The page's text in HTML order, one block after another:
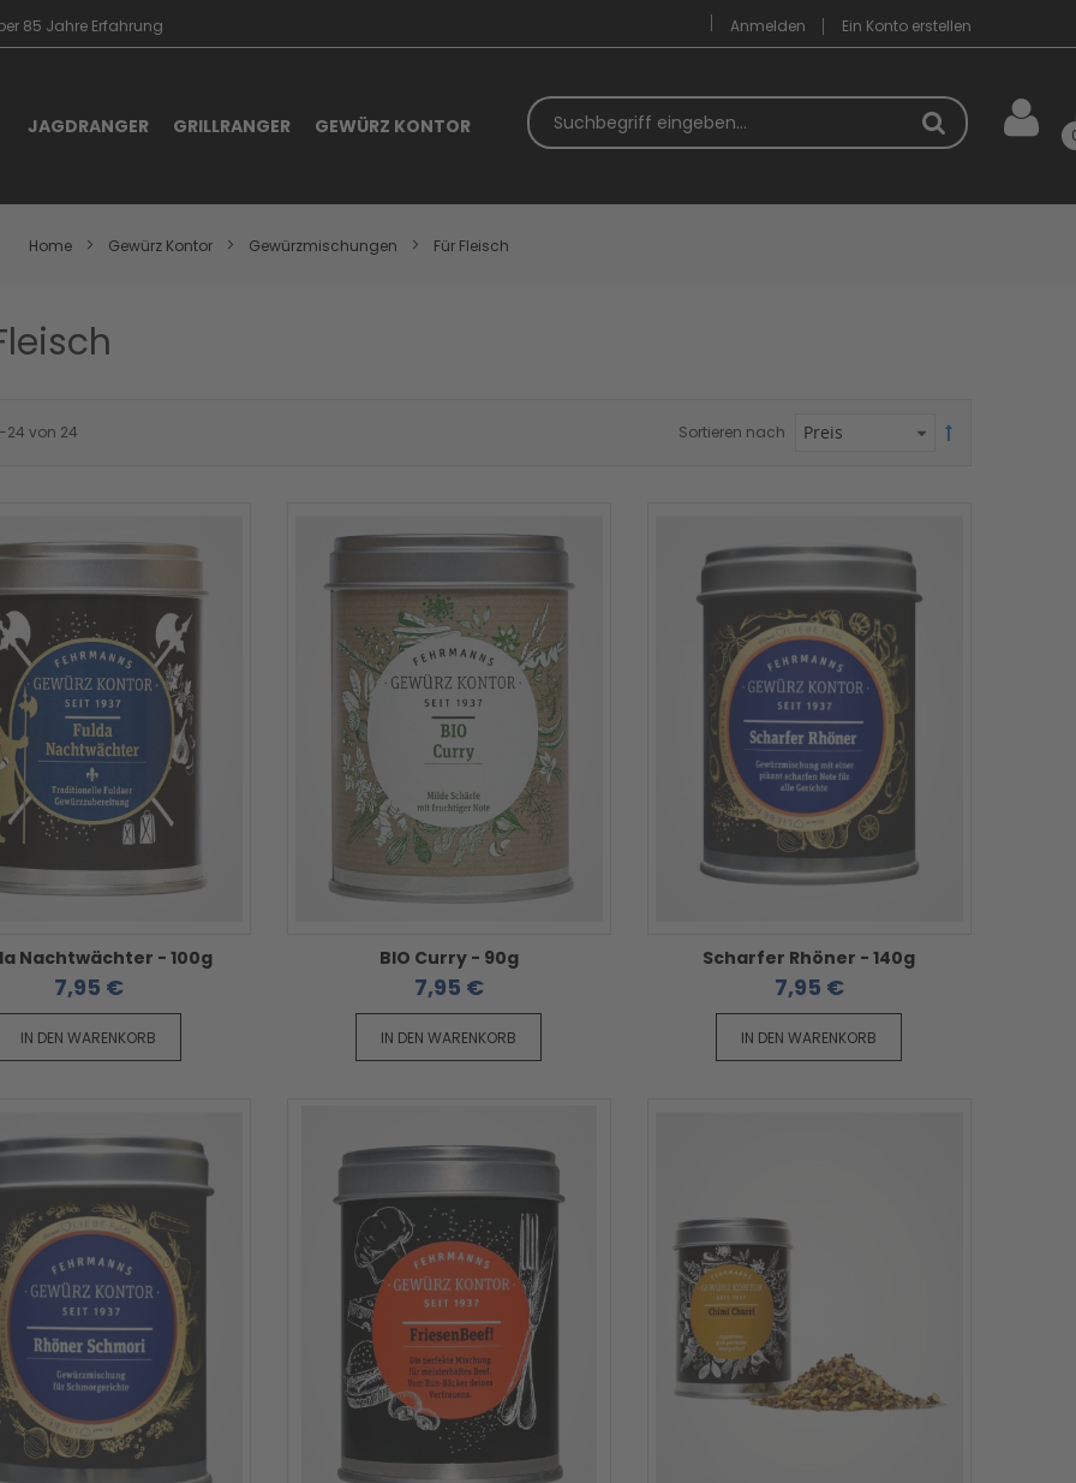
85 Jahre Erfahrung Anmelden Ein Konto erstellen
JAGDRANGER GRILLRANGER GEWÜRZ KONTOR
Suchbegriff
Home Gewürz Kontor Gewürzmischungen Für Fleisch
-24 von 24 Sortieren nach
Nachtwächter - 100g
7,95 €
IN DEN WARENKORB
BIO Curry - 90g
7,95 €
IN DEN WARENKORB
Scharfer Rhöner - 140g
7,95 €
IN DEN WARENKORB